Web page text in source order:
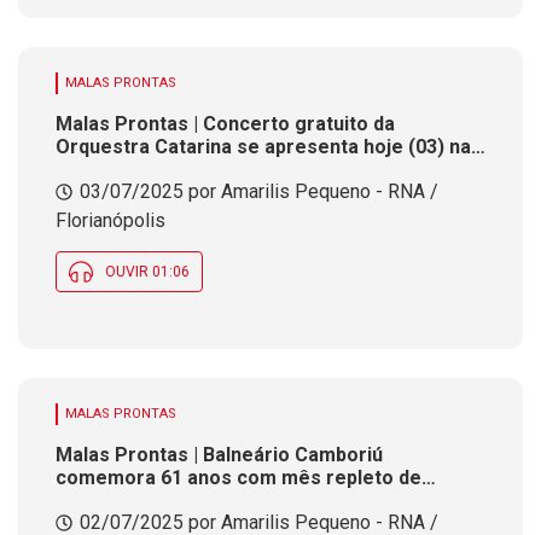
MALAS PRONTAS
Malas Prontas | Concerto gratuito da
Orquestra Catarina se apresenta hoje (03) na
03/07/2025 por Amarilis Pequeno - RNA /
Florianópolis
OUVIR 01:06
MALAS PRONTAS
Malas Prontas | Balneário Camboriú
comemora 61 anos com mês repleto de
02/07/2025 por Amarilis Pequeno - RNA /